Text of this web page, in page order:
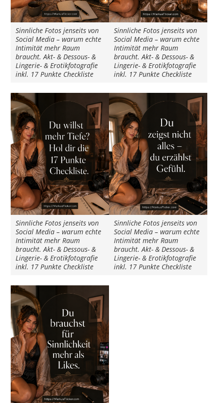
Sinnliche Fotos jenseits von
Social Media – warum echte
Intimität mehr Raum
braucht. Akt- & Dessous- &
Lingerie- & Erotikfotografie
inkl. 17 Punkte Checkliste
Sinnliche Fotos jenseits von
Social Media – warum echte
Intimität mehr Raum
braucht. Akt- & Dessous- &
Lingerie- & Erotikfotografie
inkl. 17 Punkte Checkliste
Sinnliche Fotos jenseits von
Social Media – warum echte
Intimität mehr Raum
braucht. Akt- & Dessous- &
Lingerie- & Erotikfotografie
inkl. 17 Punkte Checkliste
Sinnliche Fotos jenseits von
Social Media – warum echte
Intimität mehr Raum
braucht. Akt- & Dessous- &
Lingerie- & Erotikfotografie
inkl. 17 Punkte Checkliste